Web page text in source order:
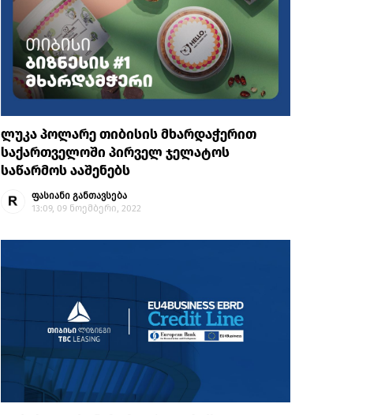
ლუკა პოლარე თიბისის მხარდაჭერით
საქართველოში პირველ ჯელატოს
საწარმოს ააშენებს
ფასიანი განთავსება
13:09, 09 ნოემბერი, 2022